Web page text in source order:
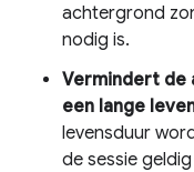
achtergrond
nodig is.
Vermindert de
een lange
levensduur
de sessie